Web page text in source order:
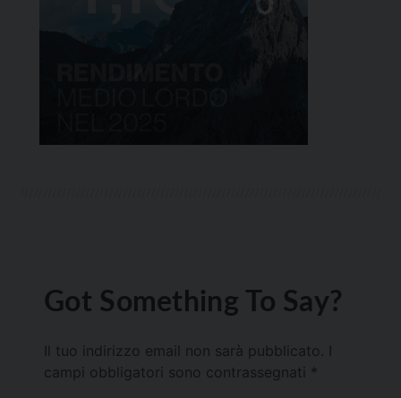
Got Something To Say?
Il tuo indirizzo email non sarà pubblicato.
campi obbligatori sono contrassegnati *